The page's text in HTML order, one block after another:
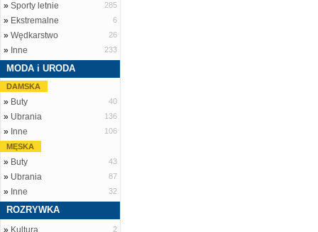
» Sporty letnie 285
» Ekstremalne 6
» Wędkarstwo 26
» Inne 233
MODA i URODA
DAMSKA
» Buty 40
» Ubrania 136
» Inne
106
MĘSKA
» Buty 43
» Ubrania 87
» Inne 32
ROZRYWKA
» Kultura 2